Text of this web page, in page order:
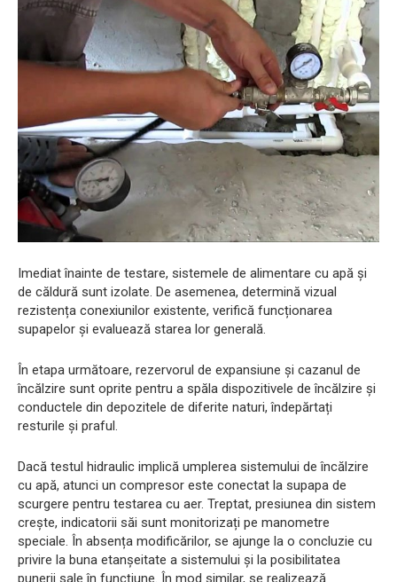
Imediat înainte de testare, sistemele de alimentare cu apă și
de căldură sunt izolate. De asemenea, determină vizual
rezistența conexiunilor existente, verifică funcționarea
supapelor și evaluează starea lor generală.
În etapa următoare, rezervorul de expansiune și cazanul de
încălzire sunt oprite pentru a spăla dispozitivele de încălzire și
conductele din depozitele de diferite naturi, îndepărtați
resturile și praful.
Dacă testul hidraulic implică umplerea sistemului de încălzire
cu apă, atunci un compresor este conectat la supapa de
scurgere pentru testarea cu aer. Treptat, presiunea din sistem
crește, indicatorii săi sunt monitorizați pe manometre
speciale. În absența modificărilor, se ajunge la o concluzie cu
privire la buna etanșeitate a sistemului și la posibilitatea
punerii sale în funcțiune. În mod similar, se realizează